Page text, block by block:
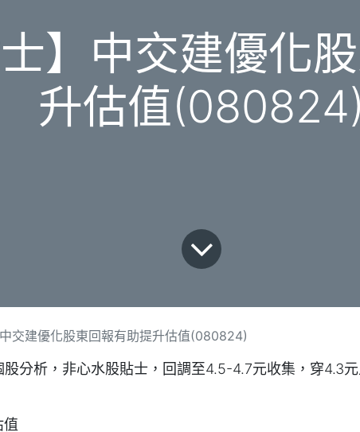
士】中交建優化
升估值(080824)
中交建優化股東回報有助提升估值(080824)
分析，非心水股貼士，回調至4.5-4.7元收集，穿4.3
值